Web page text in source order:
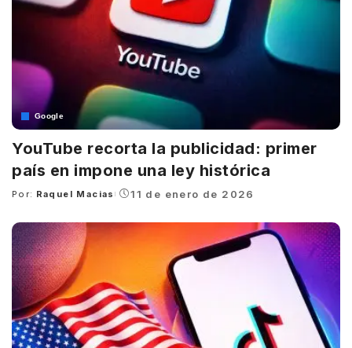
Google
YouTube recorta la publicidad: primer
país en impone una ley histórica
Posted
Por: Raquel Macias 11 de enero de 2026